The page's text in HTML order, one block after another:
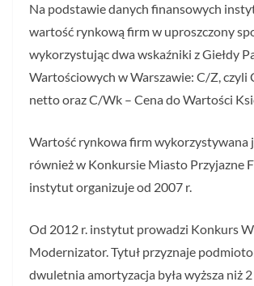
Na podstawie danych finansowych
wartość rynkową firm w uproszczony
wykorzystując dwa wskaźniki z Giełdy
Wartościowych w Warszawie: C/Z, czyli
netto oraz C/Wk – Cena do Wartości
Wartość rynkowa firm wykorzystywana
również w Konkursie Miasto Przyjazne
instytut organizuje od 2007 r.
Od 2012 r. instytut prowadzi Konkurs
Modernizator. Tytuł przyznaje
dwuletnia amortyzacja była wyższa niż 2